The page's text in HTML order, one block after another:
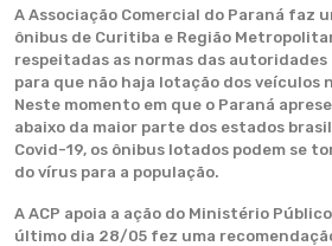
A Associação Comercial do Paraná faz
ônibus de Curitiba e Região
respeitadas as normas das
para que não haja lotação dos veículos
Neste momento em que o Paraná
abaixo da maior parte dos estados
Covid-19, os ônibus lotados podem se
do vírus para a população.
A ACP apoia a ação do Ministério
último dia 28/05 fez uma